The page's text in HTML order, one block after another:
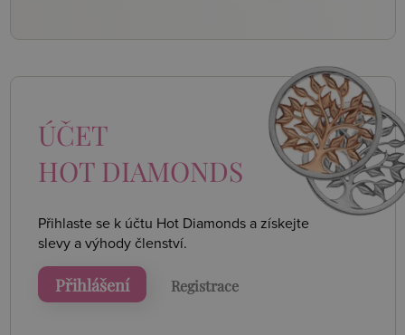
ÚČET
HOT DIAMONDS
Přihlaste se k účtu Hot Diamonds a získejte
slevy a výhody členství.
Přihlášení Registrace